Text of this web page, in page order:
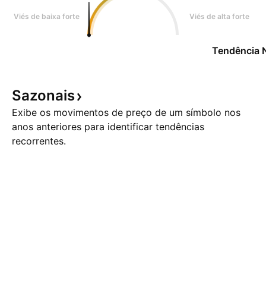
Viés de baixa forte Viés de alta forte
Tendência
Sazonais
Exibe os movimentos de preço de um símbolo nos
anos anteriores para identificar tendências
recorrentes.